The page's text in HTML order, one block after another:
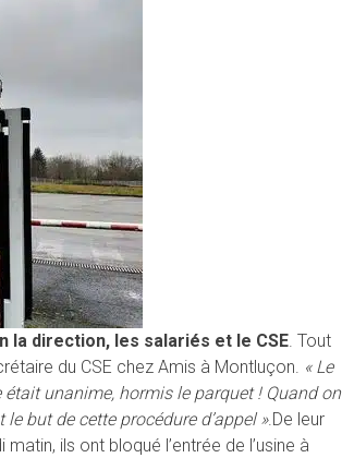
direction, les salariés et le CSE. Tout
du CSE chez Amis à Montluçon. « Le
unanime, hormis le parquet ! Quand on
but de cette procédure d’appel ».De leur
ils ont bloqué l’entrée de l’usine à